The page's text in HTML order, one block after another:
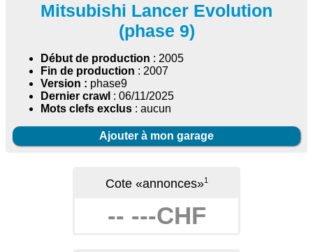
Mitsubishi Lancer Evolution
(phase 9)
Début de production : 2005
Fin de production : 2007
Version : phase9
Dernier crawl : 06/11/2025
Mots clefs exclus : aucun
Ajouter à mon garage
Cote «annonces»1
-- ---CHF